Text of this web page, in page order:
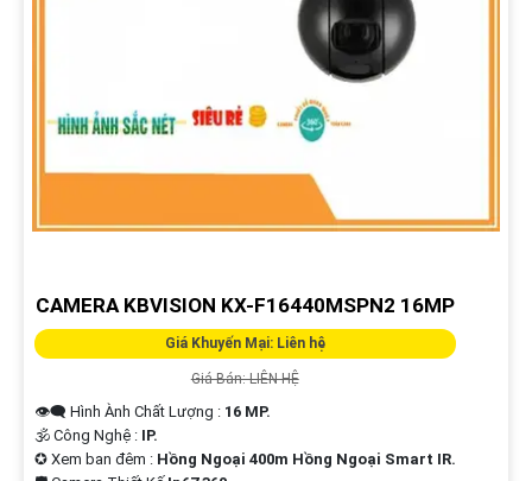
CAMERA KBVISION KX-F16440MSPN2 16MP
Giá Khuyến Mại: Liên hệ
Giá Bán: LIÊN HỆ
👁️‍🗨 Hình Ành Chất Lượng : 16 MP.
🕉️ Công Nghệ : IP.
✪ Xem ban đêm : Hồng Ngoại 400m Hồng Ngoại Smart IR.